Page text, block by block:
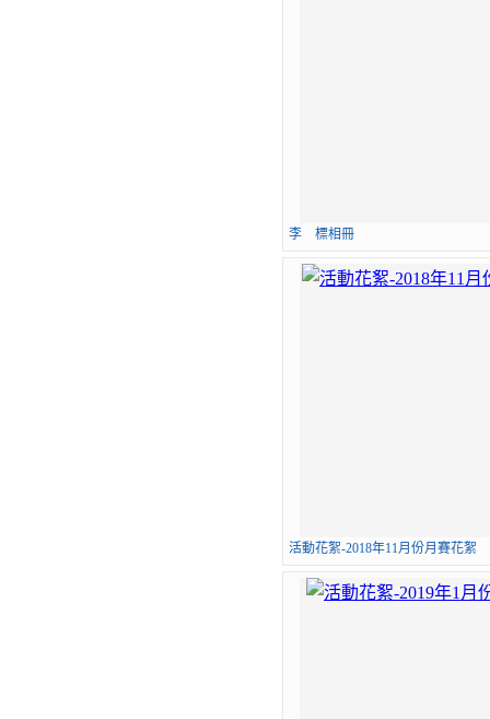
李 標相冊
活動花絮-2018年11月份月賽花絮